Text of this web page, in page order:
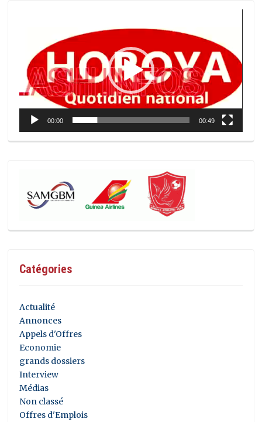
00:00 00:49
Catégories
Actualité
Annonces
Appels d'Offres
Economie
grands dossiers
Interview
Médias
Non classé
Offres d'Emplois